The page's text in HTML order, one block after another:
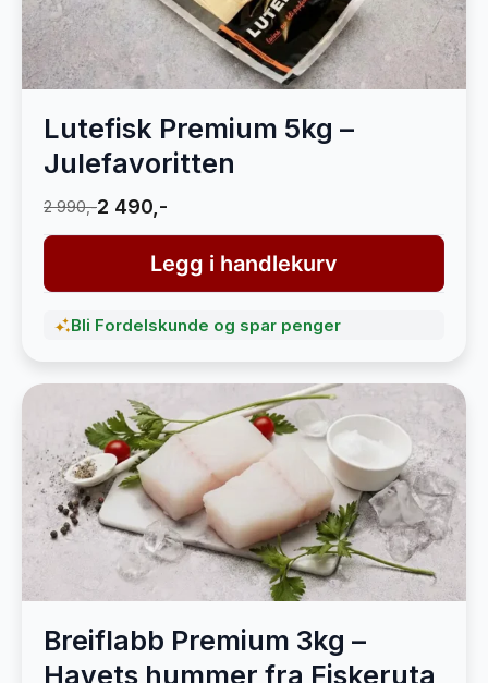
Lutefisk Premium 5kg –
Julefavoritten
2 990,-2 490,-
Legg i handlekurv
Bli Fordelskunde og spar penger
Breiflabb Premium 3kg –
Havets hummer fra Fiskeruta